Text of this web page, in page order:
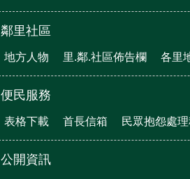
鄰里社區
地方人物 里.鄰.社區佈告欄 各里
便民服務
表格下載 首長信箱 民眾抱怨處
公開資訊